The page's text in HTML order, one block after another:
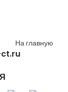
На главную